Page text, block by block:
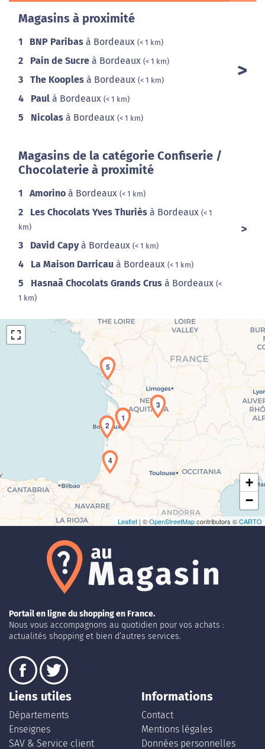
Magasins à proximité
1 BNP Paribas à Bordeaux (< 1 km)
2 Pain de Sucre à Bordeaux (< 1 km)
3 The Kooples à Bordeaux (< 1 km)
4 Paul à Bordeaux (< 1 km)
5 Nicolas à Bordeaux (< 1 km)
Magasins de la catégorie Confiserie /
Chocolaterie à proximité
1 Amorino à Bordeaux (< 1 km)
2 Les Chocolats Yves Thuriès à Bordeaux (< 1
km)
3 David Capyà Bordeaux (< 1 km)
4 La Maison Darricau à Bordeaux (< 1 km)
5 Hasnaâ Chocolats Grands Crus à Bordeaux (<
1 km)
Chargement de la carte en cours...
1
2
3
4
5
+
−
Leaflet | ©OpenStreetMapcontributors ©CARTO
Portail en ligne du shopping en France.
Nous vous accompagnons au quotidien pour vos achats :
actualités shopping et bien d’autres services.
Liens utiles
Départements
Enseignes
SAV & Service client
Informations
Contact
Mentions légales
Données personnelles